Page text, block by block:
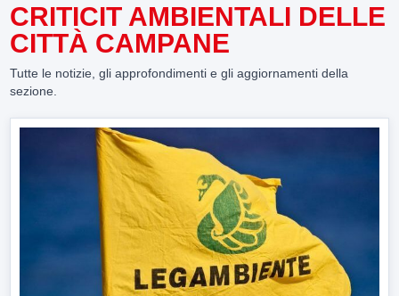
CRITICIT AMBIENTALI DELLE
CITTÀ CAMPANE
Tutte le notizie, gli approfondimenti e gli aggiornamenti della
sezione.